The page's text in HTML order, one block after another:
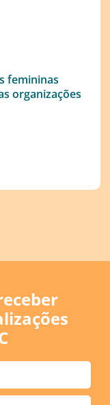
femininas
organizações